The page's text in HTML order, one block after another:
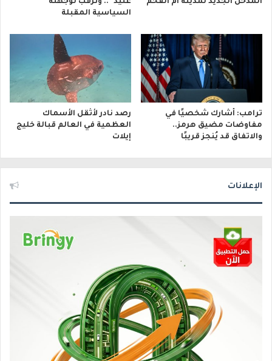
المدخل الجديد لمدينة أم الفحم
عتيد”.. وترقب لوجهته
السياسية المقبلة
ترامب: أشارك شخصيًا في
مفاوضات مضيق هرمز..
والاتفاق قد يُنجز قريبًا
رصد نادر لأثقل الأسماك
العظمية في العالم قبالة خليج
إيلات
الإعلانات